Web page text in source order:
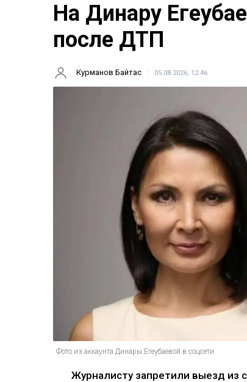
На Динару
после ДТП
Курманов Байтас 05.08.2026, 12:46
Фото из аккаунта Динары Егеубаевой в соцсети
Журналисту запретили выезд из